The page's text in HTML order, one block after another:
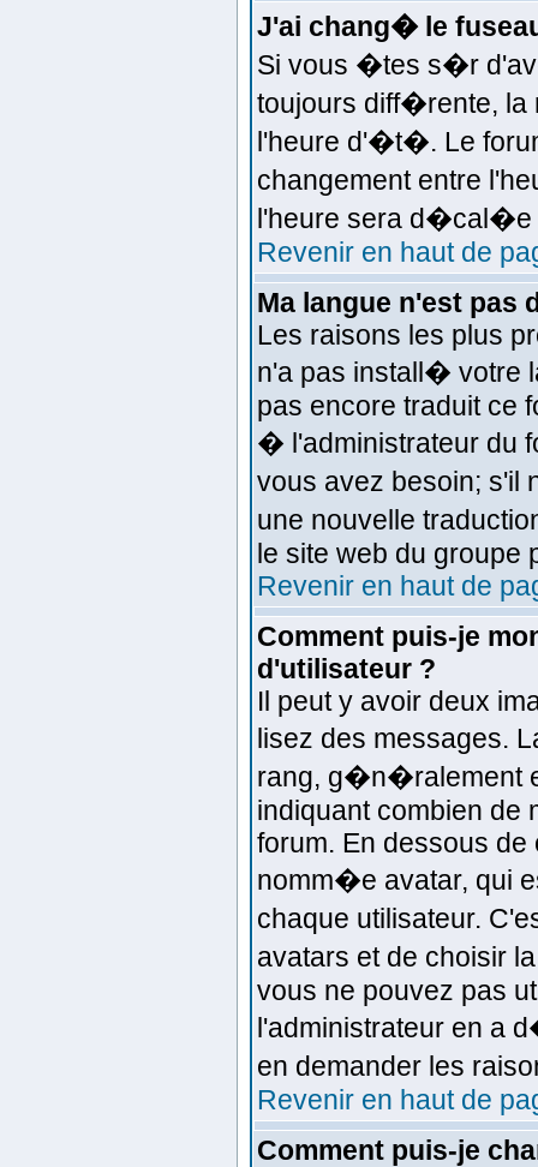
J'ai chang� le
Si vous �tes s�r
toujours diff�rente,
l'heure d'�t�. Le
changement entre
l'heure sera d�cal�e
Revenir en haut de
Ma langue n'est pas
Les raisons les plus
n'a pas install� votre
pas encore traduit ce
� l'administrateur du
vous avez besoin; s'il
une nouvelle
le site web du groupe
Revenir en haut de
Comment puis-je
d'utilisateur ?
Il peut y avoir deux
lisez des messages.
rang, g�n�ralement
indiquant combien de
forum. En dessous
nomm�e avatar, qui
chaque utilisateur.
avatars et de choisir
vous ne pouvez pas
l'administrateur en a
en demander les
Revenir en haut de
Comment puis-je